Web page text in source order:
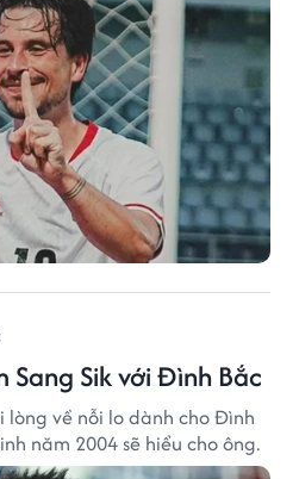
Sang Sik với Đình Bắc
lòng về nỗi lo dành cho Đình
năm 2004 sẽ hiểu cho ông.